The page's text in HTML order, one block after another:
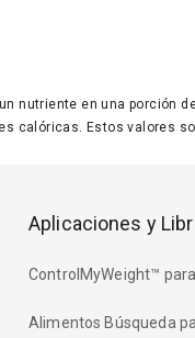
nutriente en una
calóricas. Estos valores
Aplicaciones y
ControlMyWeight™
Alimentos Búsqueda